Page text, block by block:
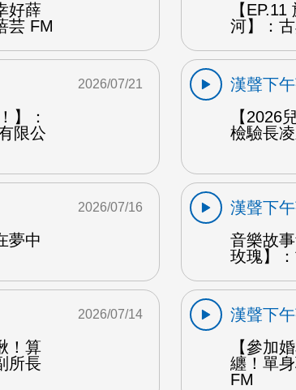
好薛
芸 FM
【
河】：
】：
限公
2026/07/21
漢聲下
【2026
檢驗長
夢中
2026/07/16
漢聲下
音樂故
玫瑰】
！算
所長
2026/07/14
漢聲下
【參加
纏！單
FM